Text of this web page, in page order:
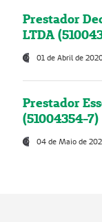
Prestador
LTDA
01 de Abril de
Prestador
(51004354-7)
04 de Maio de